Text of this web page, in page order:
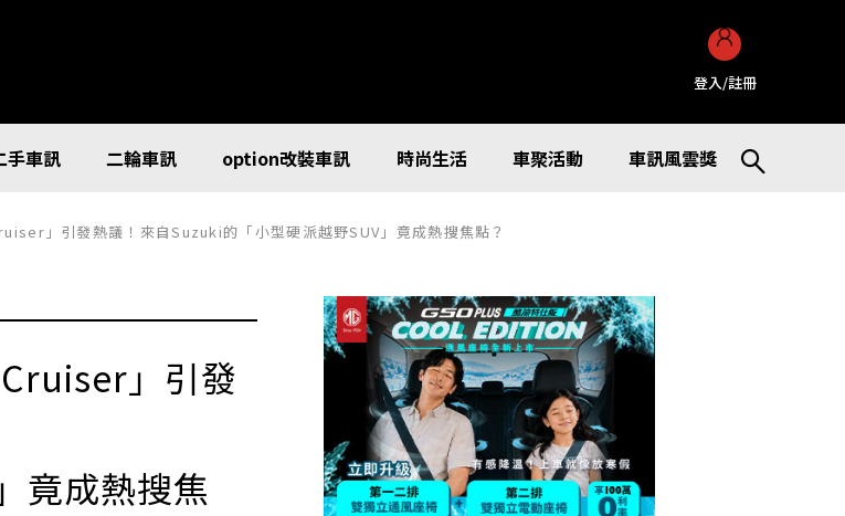
登入/註冊
手車訊 二輪車訊 option改裝車訊 時尚生活 車聚活動 車訊風雲獎
」引發熱議！來自Suzuki的「小型硬派越野SUV」竟成熱搜焦點？
」引發
竟成熱搜焦